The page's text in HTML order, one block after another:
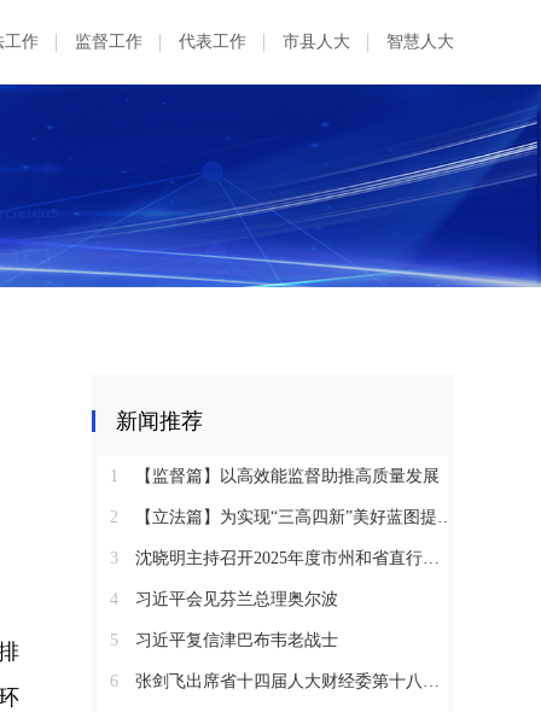
工作 监督工作 代表工作 市县人大 智慧人大
新闻推荐
1 【监督篇】以高效能监督助推高质量发展
2 【立法篇】为实现“三高四新”美好蓝图提供坚实法治保障
3 沈晓明主持召开2025年度市州和省直行业系统党（工）委书记抓基层党建工作述职评议会议
4 习近平会见芬兰总理奥尔波
5 习近平复信津巴布韦老战士
6 张剑飞出席省十四届人大财经委第十八次全体会议